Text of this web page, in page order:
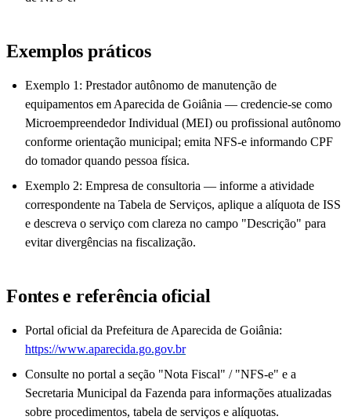
Exemplos práticos
Exemplo 1: Prestador autônomo de manutenção de
equipamentos em Aparecida de Goiânia — credencie-se como
Microempreendedor Individual (MEI) ou profissional autônomo
conforme orientação municipal; emita NFS-e informando CPF
do tomador quando pessoa física.
Exemplo 2: Empresa de consultoria — informe a atividade
correspondente na Tabela de Serviços, aplique a alíquota de ISS
e descreva o serviço com clareza no campo "Descrição" para
evitar divergências na fiscalização.
Fontes e referência oficial
Portal oficial da Prefeitura de Aparecida de Goiânia:
https://www.aparecida.go.gov.br
Consulte no portal a seção "Nota Fiscal" / "NFS-e" e a
Secretaria Municipal da Fazenda para informações atualizadas
sobre procedimentos, tabela de serviços e alíquotas.